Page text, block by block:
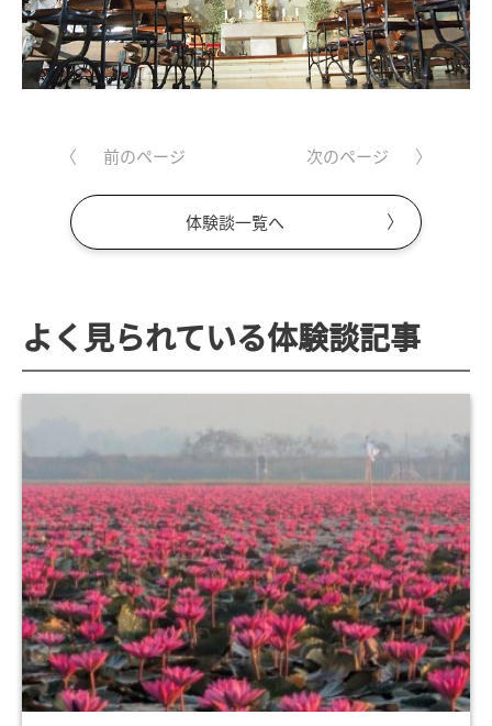
前のページ
体験談一覧へ
次のページ
よく見られている体験談記事